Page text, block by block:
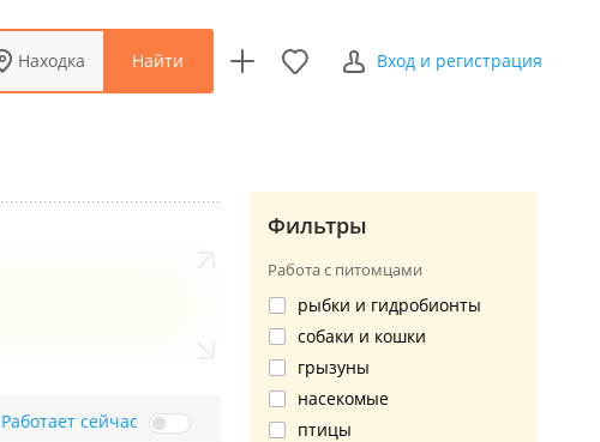
Находка Найти Вход и регистрация
Работает сейчас
Фильтры
Работа с питомцами
рыбки и гидробионты
собаки и кошки
грызуны
насекомые
птицы